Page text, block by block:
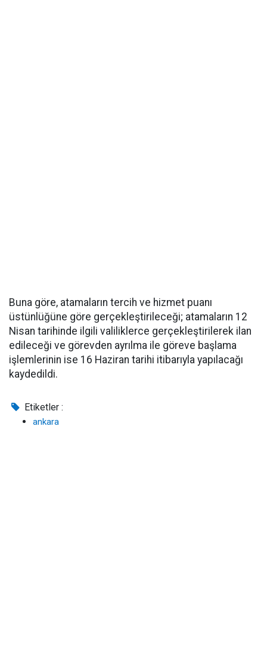
Buna göre, atamaların tercih ve hizmet puanı
üstünlüğüne göre gerçekleştirileceği; atamaların 12
Nisan tarihinde ilgili valiliklerce gerçekleştirilerek ilan
edileceği ve görevden ayrılma ile göreve başlama
işlemlerinin ise 16 Haziran tarihi itibarıyla yapılacağı
kaydedildi.
Etiketler :
ankara